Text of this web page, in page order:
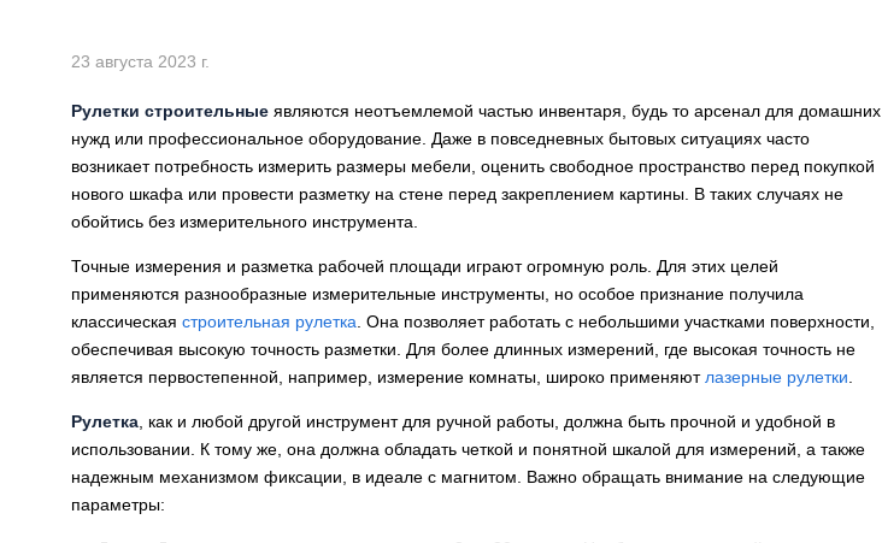
23 августа 2023 г.
Рулетки строительные являются неотъемлемой частью инвентаря, будь то арсенал для домашних
нужд или профессиональное оборудование. Даже в повседневных бытовых ситуациях часто
возникает потребность измерить размеры мебели, оценить свободное пространство перед покупкой
нового шкафа или провести разметку на стене перед закреплением картины. В таких случаях не
обойтись без измерительного инструмента.
Точные измерения и разметка рабочей площади играют огромную роль. Для этих целей
применяются разнообразные измерительные инструменты, но особое признание получила
классическая строительная рулетка . Она позволяет работать с небольшими участками поверхности,
обеспечивая высокую точность разметки. Для более длинных измерений, где высокая точность не
является первостепенной, например, измерение комнаты, широко применяют лазерные рулетки
Рулетка , как и любой другой инструмент для ручной работы, должна быть прочной и удобной в
использовании. К тому же, она должна обладать четкой и понятной шкалой для измерений, а также
надежным механизмом фиксации, в идеале с магнитом. Важно обращать внимание на следующие
параметры: